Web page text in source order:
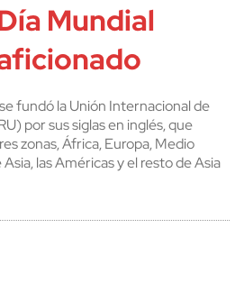
Mundial
fundó la Unión Internacional de
por sus siglas en inglés, que
zonas, África, Europa, Medio
las Américas y el resto de Asia